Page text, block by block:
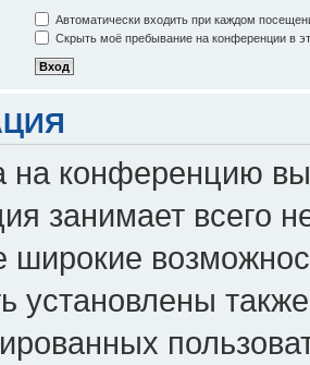
Автоматически входить при каждом
Скрыть моё пребывание на конференции в
на конференцию
занимает всего
широкие
установлены